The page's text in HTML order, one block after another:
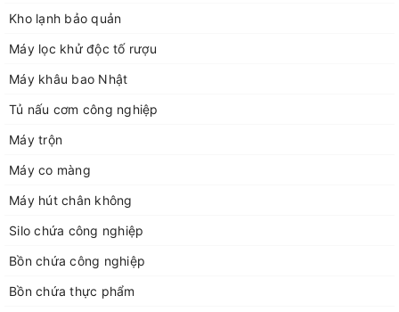
Đức Bảo chuyên thiết kế, gia công các loại bồn chứa, bồn
khuấy inox chuyên dụng trong các ngành: Keo, sơn, mỹ
phẩm,....đến các bồn chứa vi sinh trong ngành dược và thực
Đặt hàng, thiết kế, gia công theo yêu cầu thực tế; Quý khách
vui lòng liên hệ với Đức Bảo qua thông tin:
Địa chỉ: Số nhà 50 ngõ 115 đường Nguyễn Mậu Tài, TT Trâu Quỳ
Địa chỉ xưởng sản xuất: xã Dương Quang, huyện Gia Lâm, Hà
Nội.
Điện thoại 2: 02438712928
Điện thoại 3: 0243266226
Kho lạnh bảo quản
Máy lọc khử độc tố rượu
Máy khâu bao Nhật
Tủ nấu cơm công nghiệp
Máy trộn
Máy co màng
Máy hút chân không
Silo chứa công nghiệp
Bồn chứa công nghiệp
Bồn chứa thực phẩm